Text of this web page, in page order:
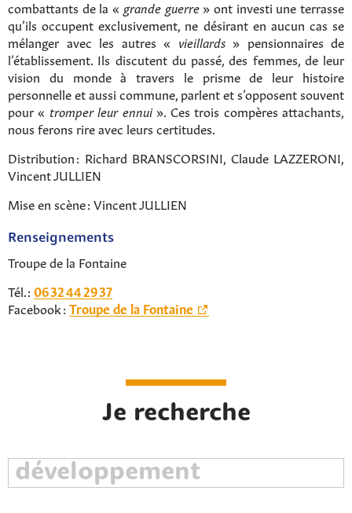
combattants de la « grande guerre » ont investi une terrasse
qu’ils occupent exclusivement, ne désirant en aucun cas se
mélanger avec les autres « vieillards » pensionnaires de
l’établissement. Ils discutent du passé, des femmes, de leur
vision du monde à travers le prisme de leur histoire
personnelle et aussi commune, parlent et s’opposent souvent
pour « tromper leur ennui ». Ces trois compères attachants,
nous ferons rire avec leurs certitudes.
Distribution : Richard BRANSCORSINI, Claude LAZZERONI,
Vincent JULLIEN
Mise en scène : Vincent JULLIEN
Renseignements
Troupe de la Fontaine
Tél. : 06 32 44 29 37
Facebook : Troupe de la Fontaine
Je recherche